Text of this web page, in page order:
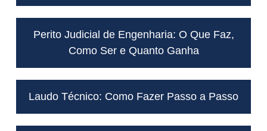
Perito Judicial de Engenharia: O Que Faz,
Como Ser e Quanto Ganha
Laudo Técnico: Como Fazer Passo a Passo